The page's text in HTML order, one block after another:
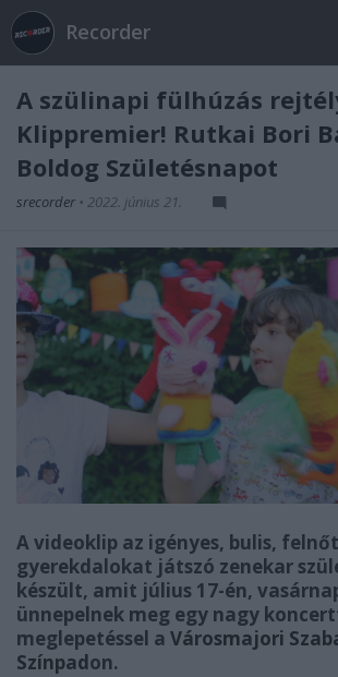
Recorder
A szülinapi fülhúzás
Klippremier! Rutkai Bori
Boldog Születésnapot
srecorder • 2022. június 21.
A videoklip az igényes, bulis,
gyerekdalokat játszó zenekar
készült, amit július 17-én,
ünnepelnek meg egy nagy
meglepetéssel a Városmajori
Színpadon.